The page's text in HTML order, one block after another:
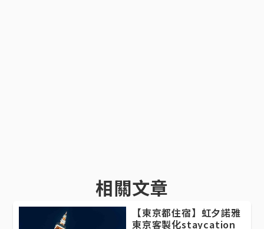
相關文章
【東京都住宿】虹夕諾雅
東京客製化staycation